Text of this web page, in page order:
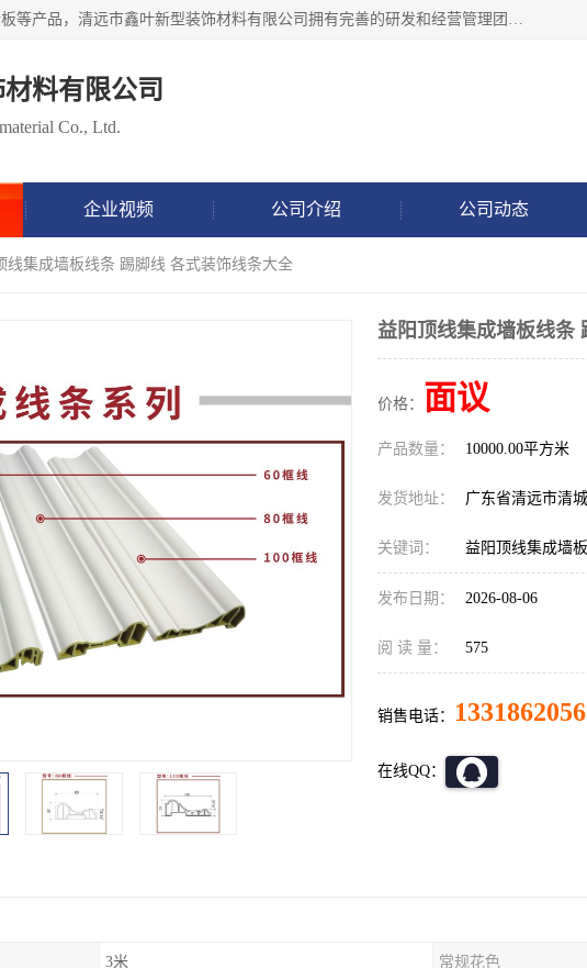
清远市鑫叶新型装饰材料有限公司批量供应：集成墙板等产品，清远市鑫叶新型装饰材料有限公司拥有完善的研发和经营管理团队，取得有70多项证书。不断让研发科技成果惠及全人类，用新材料保护自然资源，让人类生活居住健康与自然发展相和谐。全国统一热线电话：*。
料有限公司
Co., Ltd.
企业视频 公司介绍 公司动态
线集成墙板线条 踢脚线 各式装饰线条大全
益阳顶线集成墙板线条
价格： 面议
产品数量： 10000.00平方米
发货地址： 广东省清远市清
关键词： 益阳顶线集成墙
发布日期： 2026-08-06
阅 读 量： 575
销售电话：
在线QQ：
3米 常规花色